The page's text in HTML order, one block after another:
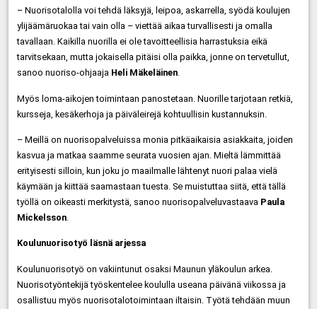
– Nuorisotalolla voi tehdä läksyjä, leipoa, askarrella, syödä koulujen
ylijäämäruokaa tai vain olla – viettää aikaa turvallisesti ja omalla
tavallaan. Kaikilla nuorilla ei ole tavoitteellisia harrastuksia eikä
tarvitsekaan, mutta jokaisella pitäisi olla paikka, jonne on tervetullut,
sanoo nuoriso-ohjaaja Heli Mäkeläinen.
Myös loma-aikojen toimintaan panostetaan. Nuorille tarjotaan retkiä,
kursseja, kesäkerhoja ja päiväleirejä kohtuullisin kustannuksin.
– Meillä on nuorisopalveluissa monia pitkäaikaisia asiakkaita, joiden
kasvua ja matkaa saamme seurata vuosien ajan. Mieltä lämmittää
erityisesti silloin, kun joku jo maailmalle lähtenyt nuori palaa vielä
käymään ja kiittää saamastaan tuesta. Se muistuttaa siitä, että tällä
työllä on oikeasti merkitystä, sanoo nuorisopalveluvastaava Paula
Mickelsson
Koulunuorisotyö läsnä arjessa
Koulunuorisotyö on vakiintunut osaksi Maunun yläkoulun arkea.
Nuorisotyöntekijä työskentelee koululla useana päivänä viikossa ja
osallistuu myös nuorisotalotoimintaan iltaisin. Työtä tehdään muun